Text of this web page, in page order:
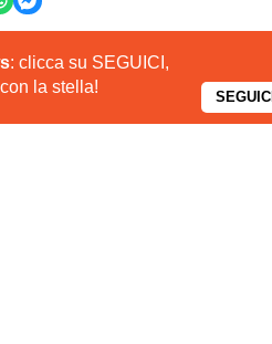
: clicca su SEGUICI,
la stella!
SEGUICI